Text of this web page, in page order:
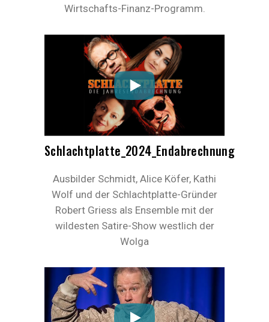
Wirtschafts-Finanz-Programm.
Schlachtplatte_2024_Endabrechnung
Ausbilder Schmidt, Alice Köfer, Kathi
Wolf und der Schlachtplatte-Gründer
Robert Griess als Ensemble mit der
wildesten Satire-Show westlich der
Wolga